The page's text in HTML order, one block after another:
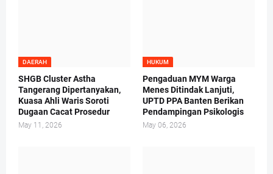
DAERAH
SHGB Cluster Astha
Tangerang Dipertanyakan,
Kuasa Ahli Waris Soroti
Dugaan Cacat Prosedur
May 11, 2026
HUKUM
Pengaduan MYM Warga
Menes Ditindak Lanjuti,
UPTD PPA Banten Berikan
Pendampingan Psikologis
May 06, 2026